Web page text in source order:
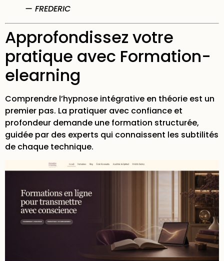
— FREDERIC
Approfondissez votre
pratique avec Formation-
elearning
Comprendre l’hypnose intégrative en théorie est un
premier pas. La pratiquer avec confiance et
profondeur demande une formation structurée,
guidée par des experts qui connaissent les subtilités
de chaque technique.